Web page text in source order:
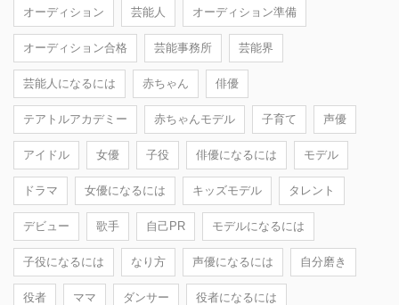
オーディション 芸能人 オーディション準備
オーディション合格 芸能事務所 芸能界
芸能人になるには 赤ちゃん 俳優
テアトルアカデミー 赤ちゃんモデル 子育て 声優
アイドル 女優 子役 俳優になるには モデル
ドラマ 女優になるには キッズモデル タレント
デビュー 歌手 自己PR モデルになるには
子役になるには なり方 声優になるには 自分磨き
役者 ママ ダンサー 役者になるには